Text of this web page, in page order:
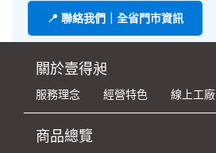
📍 聯絡我們｜全省門市資訊
關於壹得昶
服務理念 經營特色 線上工廠
商品總覽